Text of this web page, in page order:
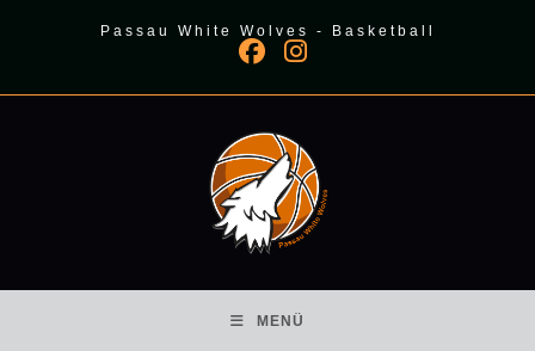
Passau White Wolves - Basketball
MENÜ